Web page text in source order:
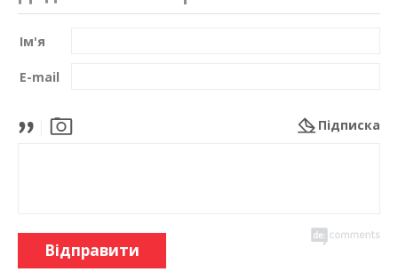
Ім'я
E-mail
Підписка
Відправити